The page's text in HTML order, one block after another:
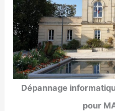
Dépannage
pour